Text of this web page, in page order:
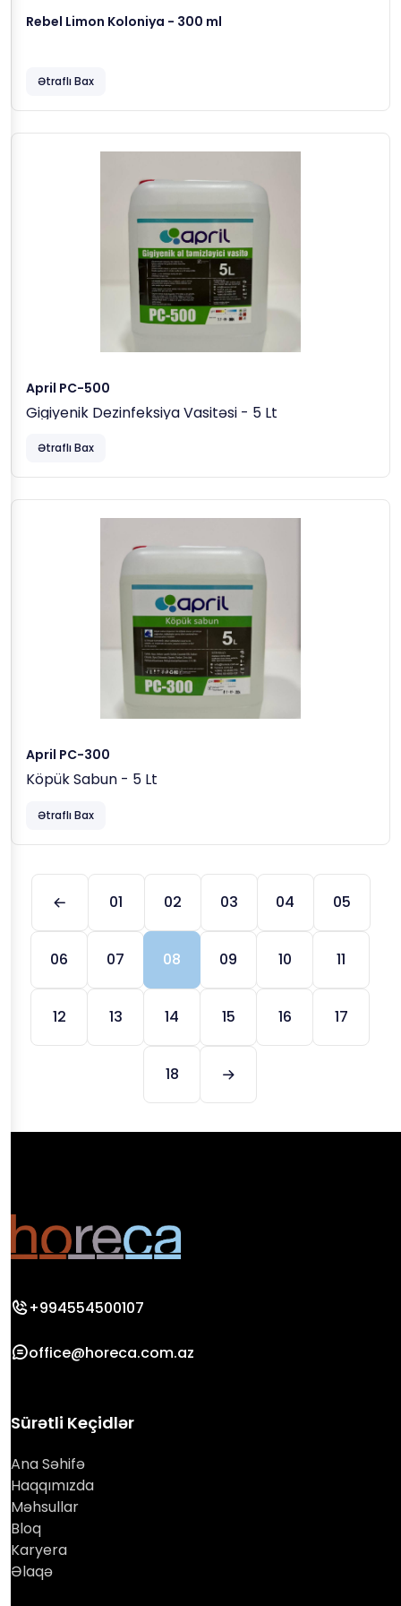
Rebel Limon Koloniya - 300 ml
Ətraflı Bax
April PC-500
Gigiyenik Dezinfeksiya Vasitəsi - 5 Lt
Ətraflı Bax
April PC-300
Köpük Sabun - 5 Lt
Ətraflı Bax
01 02 03 04 05
06 07 08 09 10 11
12 13 14 15 16 17
18
+994554500107
office@horeca.com.az
Sürətli Keçidlər
Ana Səhifə
Haqqımızda
Məhsullar
Bloq
Karyera
Əlaqə